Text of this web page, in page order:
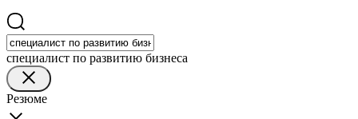
специалист по развитию бизнеса
Резюме